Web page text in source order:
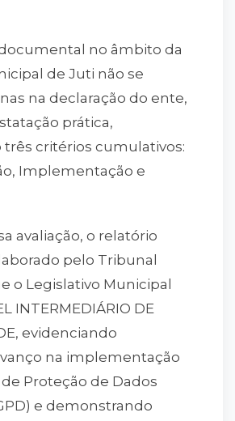
no âmbito da
de Juti não se
na declaração do ente,
prática,
três critérios cumulativos:
Implementação e
avaliação, o relatório
pelo Tribunal
o Legislativo Municipal
INTERMEDIÁRIO DE
evidenciando
na implementação
de Proteção de Dados
e demonstrando